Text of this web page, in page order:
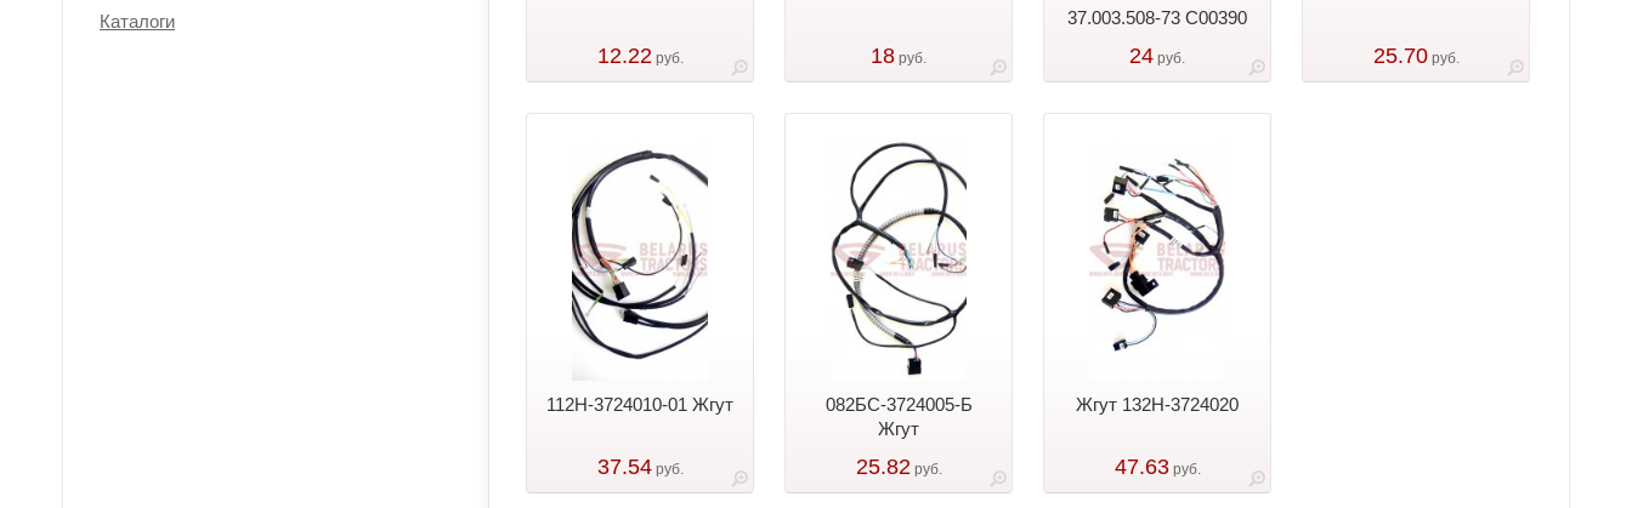
12.22руб. 18 руб.
37.003.508-73 С00390
24 руб. 25.70руб.
112Н-3724010-01 Жгут
37.54руб.
082БС-3724005-Б
Жгут
25.82руб.
Жгут 132Н-3724020
47.63руб.
Каталоги